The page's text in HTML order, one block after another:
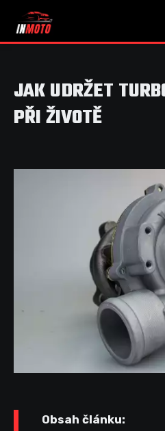
JAK UDRŽET
PŘI ŽIVOTĚ
Obsah článku: